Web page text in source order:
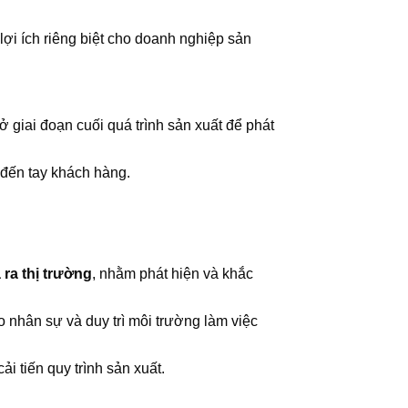
ích riêng biệt cho doanh nghiệp sản
giai đoạn cuối quá trình sản xuất để phát
tay khách hàng.
thị trường, nhằm phát hiện và khắc
nhân sự và duy trì môi trường làm việc
tiến quy trình sản xuất.